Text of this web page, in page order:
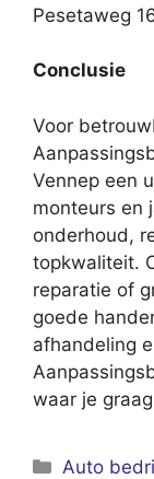
Pesetaweg
Conclusie
Voor
Vennep een
monteurs en
onderhoud,
topkwaliteit.
reparatie of
goede
afhandeling
waar je
Auto